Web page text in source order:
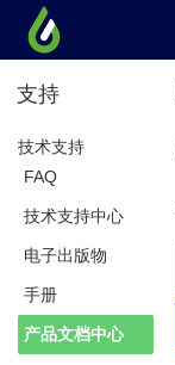
支持
技术支持
FAQ
技术支持中心
电子出版物
手册
产品文档中心